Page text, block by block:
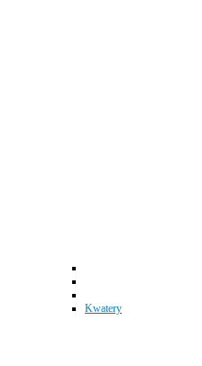
Kwatery